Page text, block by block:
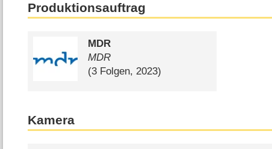
Produktionsauftrag
MDR
MDR
(3 Folgen, 2023)
Kamera